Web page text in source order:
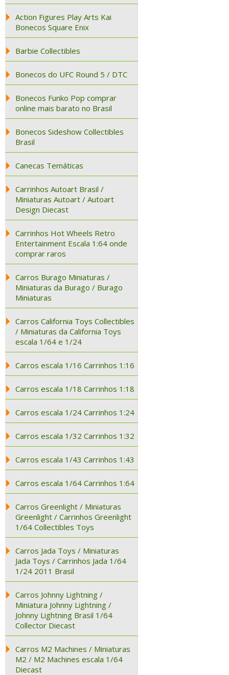
Action Figures Play Arts Kai
Bonecos Square Enix
Barbie Collectibles
Bonecos do UFC Round 5 / DTC
Bonecos Funko Pop comprar
online mais barato no Brasil
Bonecos Sideshow Collectibles
Brasil
Canecas Temáticas
Carrinhos Autoart Brasil /
Miniaturas Autoart / Autoart
Design Diecast
Carrinhos Hot Wheels Retro
Entertainment Escala 1:64 onde
comprar raros
Carros Burago Miniaturas /
Miniaturas da Burago / Burago
Miniaturas
Carros California Toys Collectibles
/ Miniaturas da California Toys
escala 1/64 e 1/24
Carros escala 1/16 Carrinhos 1:16
Carros escala 1/18 Carrinhos 1:18
Carros escala 1/24 Carrinhos 1:24
Carros escala 1/32 Carrinhos 1:32
Carros escala 1/43 Carrinhos 1:43
Carros escala 1/64 Carrinhos 1:64
Carros Greenlight / Miniaturas
Greenlight / Carrinhos Greenlight
1/64 Collectibles Toys
Carros Jada Toys / Miniaturas
Jada Toys / Carrinhos Jada 1/64
1/24 2011 Brasil
Carros Johnny Lightning /
Miniatura Johnny Lightning /
Johnny Lightning Brasil 1/64
Collector Diecast
Carros M2 Machines / Miniaturas
M2 / M2 Machines escala 1/64
Diecast